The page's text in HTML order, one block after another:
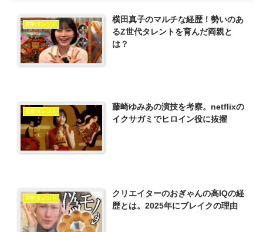
芸能タレント
横田真子のマルチな経歴！勢いのあ
るZ世代タレントを育んだ両親と
は？
芸能タレント
藤崎ゆみあの演技を考察。netflixの
イクサガミでヒロイン役に抜擢
芸能タレント
クリエイターのおぎゃんの高IQの経
歴とは。2025年にブレイクの理由